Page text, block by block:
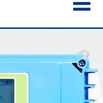
FRANÇAIS